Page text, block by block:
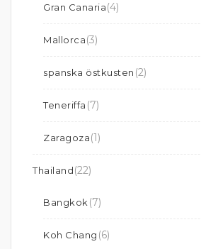
Gran Canaria(4)
Mallorca(3)
spanska östkusten (2)
Teneriffa (7)
Zaragoza(1)
Thailand(22)
Bangkok (7)
Koh Chang (6)